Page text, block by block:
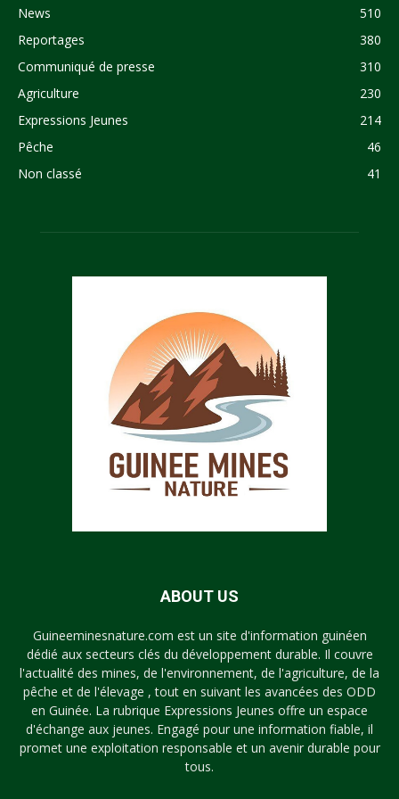
News
510
Reportages
380
Communiqué de presse
310
Agriculture
230
Expressions Jeunes
214
Pêche
46
Non classé
41
ABOUT US
Guineeminesnature.com est un site d'information guinéen
dédié aux secteurs clés du développement durable. Il couvre
l'actualité des mines, de l'environnement, de l'agriculture, de la
pêche et de l'élevage , tout en suivant les avancées des ODD
en Guinée. La rubrique Expressions Jeunes offre un espace
d'échange aux jeunes. Engagé pour une information fiable, il
promet une exploitation responsable et un avenir durable pour
tous.